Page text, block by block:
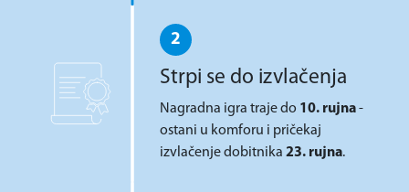
2
Strpi se do izvlačenja
Nagradna igra traje do 10. rujna-
ostani u komforu i pričekaj
izvlačenje dobitnika23. rujna.